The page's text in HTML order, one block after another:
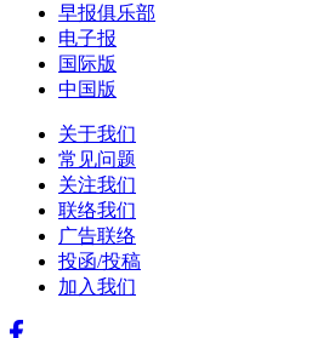
早报俱乐部
电子报
国际版
中国版
关于我们
常见问题
关注我们
联络我们
广告联络
投函/投稿
加入我们